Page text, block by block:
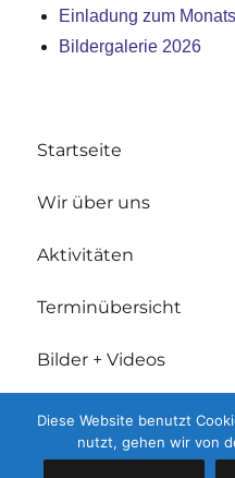
Einladung zum
Bildergalerie 2026
Startseite
Wir über uns
Aktivitäten
Terminübersicht
Bilder + Videos
Geschichtliches
Kontakt
Diese Website benutzt
nutzt, gehen wir von